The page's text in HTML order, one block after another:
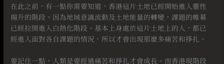
在此之前，有一點你需要知道，香港這片土地已經開始進入靈性
揚升的階段。因為地域意識流動及土地能量的轉變，課題的帷幕
已經拉開進入白熱化階段。基本上身處於這片土地上的人，都已
經進入面對各自課題的情況，所以才會出現那麼多痛苦和掙扎。
要記住一點，人類是要經過痛苦和掙扎才會成長。而香港現階段